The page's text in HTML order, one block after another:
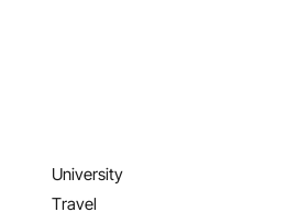
University
Travel